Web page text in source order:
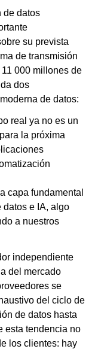
de datos
su prevista
de transmisión
000 millones de
dos
de datos:
real ya no es un
la próxima
capa fundamental
datos e IA, algo
a nuestros
independiente
del mercado
se
del ciclo de
de datos hasta
esta tendencia no
los clientes: hay